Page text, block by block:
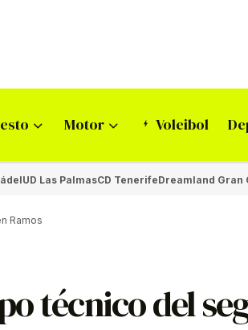
Motor Voleibol
UD Las PalmasCD TenerifeDreamland Gran
Ramos
técnico del